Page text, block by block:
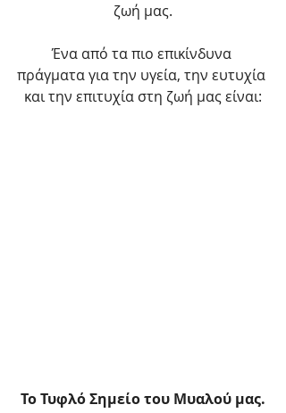
ζωή μας.
Ένα από τα πιο επικίνδυνα
πράγματα για την υγεία, την ευτυχία
και την επιτυχία στη ζωή μας είναι:
Το Τυφλό Σημείο του Μυαλού μας.